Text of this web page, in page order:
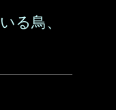
る鳥、